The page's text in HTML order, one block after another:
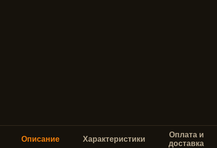
Описание Характеристики
Оплата и
доставка